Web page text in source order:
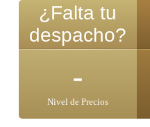
¿Falta tu
despacho?
-
Nivel de Precios